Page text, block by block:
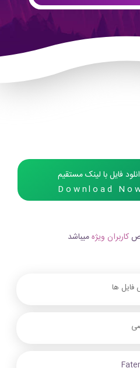
فایل با لینک مستقیم
Download
کاربران ویژهمیباشد
فایل ها